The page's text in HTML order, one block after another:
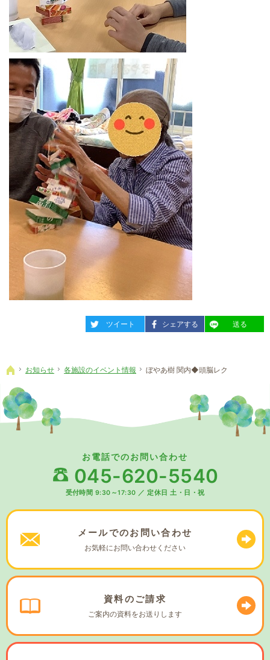
entry820ツイート entry820
シェアする entry820
送る
ホーム
お知らせ 各施設のイベント情報 ぼやあ樹 関内◆頭脳レク
お電話でのお問い合わせ
045-620-5540
受付時間 9:30～17:30 ／ 定休日 土・日・祝
メールでのお問い合わせ
お気軽にお問い合わせください
資料のご請求
ご案内の資料をお送りします